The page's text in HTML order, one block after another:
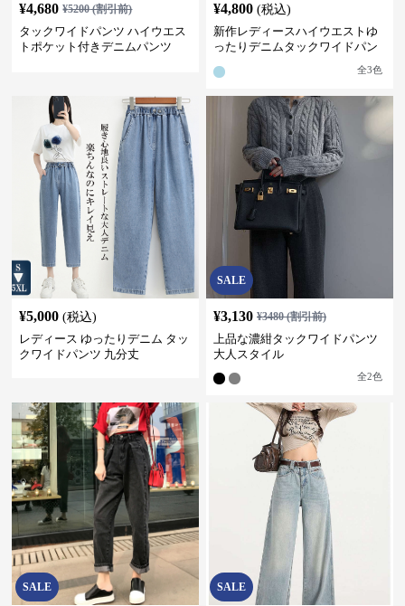
¥4,680 ¥5200(割引前)
タックワイドパンツ ハイウエス
トポケット付きデニムパンツ
¥4,800 (税込)
新作レディースハイウエストゆ
ったりデニムタックワイドパン
全3色
¥5,000 (税込)
レディース ゆったりデニム タッ
クワイドパンツ 九分丈
SALE
¥3,130 ¥3480(割引前)
上品な濃紺タックワイドパンツ
大人スタイル
全2色
SALE SALE